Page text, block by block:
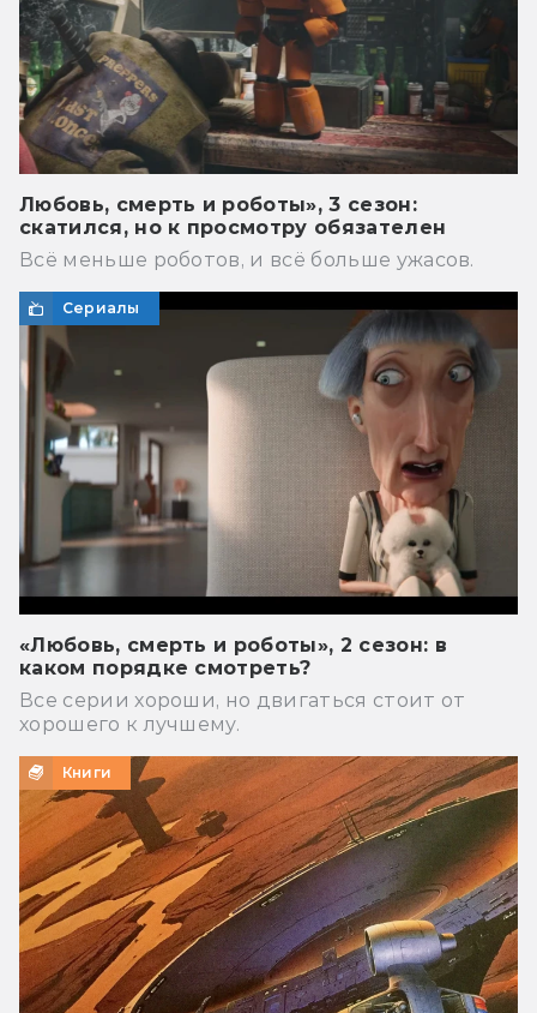
Любовь, смерть и роботы», 3 сезон:
скатился, но к просмотру обязателен
Всё меньше роботов, и всё больше ужасов.
Сериалы
«Любовь, смерть и роботы», 2 сезон: в
каком порядке смотреть?
Все серии хороши, но двигаться стоит от
хорошего к лучшему.
Книги